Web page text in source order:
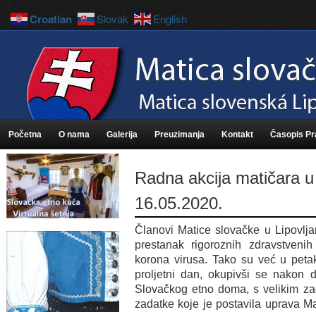
Početna O nama Galerija Preuzimanja Kontakt Časopis
Radna akcija matičara
16.05.2020.
Članovi Matice slovačke u
prestanak rigoroznih
korona virusa. Tako su već u
proljetni dan, okupivši se nakon
Slovačkog etno doma, s velikim
zadatke koje je postavila uprava
Croatian Slovak English